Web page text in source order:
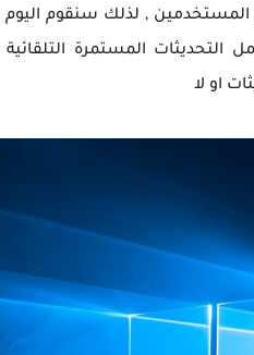
, لذلك سنقوم اليوم
وايقاف ويندوز 10 من عمل التحديثات
او لا